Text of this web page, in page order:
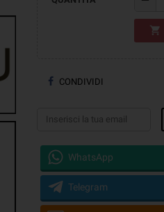
shopping_cart
CONDIVIDI
WhatsApp
Telegram